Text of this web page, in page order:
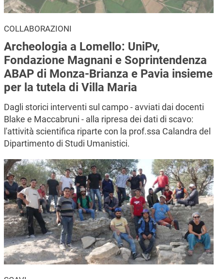
COLLABORAZIONI
Archeologia a Lomello: UniPv,
Fondazione Magnani e Soprintendenza
ABAP di Monza-Brianza e Pavia insieme
per la tutela di Villa Maria
Dagli storici interventi sul campo - avviati dai docenti
Blake e Maccabruni - alla ripresa dei dati di scavo:
l'attività scientifica riparte con la prof.ssa Calandra del
Dipartimento di Studi Umanistici.